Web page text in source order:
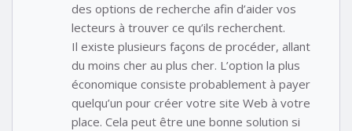
des options de recherche afin d’aider vos
lecteurs à trouver ce qu’ils recherchent.
Il existe plusieurs façons de procéder, allant
du moins cher au plus cher. L’option la plus
économique consiste probablement à payer
quelqu’un pour créer votre site Web à votre
place. Cela peut être une bonne solution si